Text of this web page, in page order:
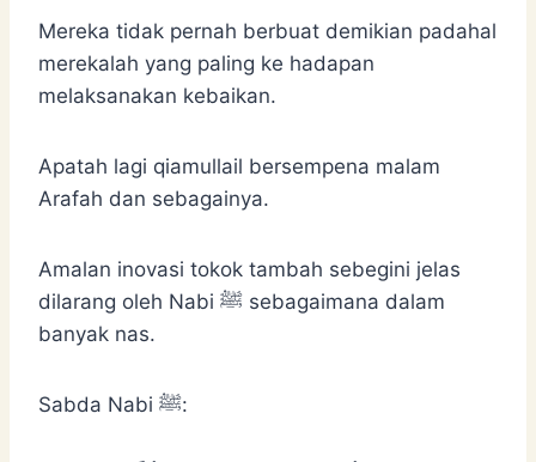
Mereka tidak pernah berbuat demikian padahal
merekalah yang paling ke hadapan
melaksanakan kebaikan.
Apatah lagi qiamullail bersempena malam
Arafah dan sebagainya.
Amalan inovasi tokok tambah sebegini jelas
dilarang oleh Nabi ﷺ sebagaimana dalam
banyak nas.
Sabda Nabi ﷺ: